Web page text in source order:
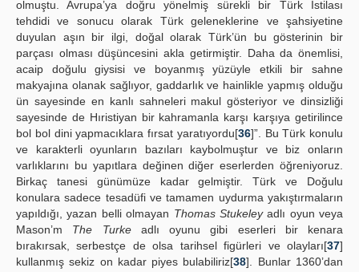
olmuştu. Avrupa’ya doğru yönelmiş sürekli bir Türk İstilası
tehdidi ve sonucu olarak Türk geleneklerine ve şahsiyetine
duyulan aşın bir ilgi, doğal olarak Türk’ün bu gösterinin bir
parçası olması düşüncesini akla getirmiştir. Daha da önemlisi,
acaip doğulu giysisi ve boyanmış yüzüyle etkili bir sahne
makyajına olanak sağlıyor, gaddarlık ve hainlikle yapmış olduğu
ün sayesinde en kanlı sahneleri makul gösteriyor ve dinsizliği
sayesinde de Hıristiyan bir kahramanla karşı karşıya getirilince
bol bol dini yapmacıklara fırsat yaratıyordu[36]”. Bu Türk konulu
ve karakterli oyunların bazıları kaybolmuştur ve biz onların
varlıklarını bu yapıtlara değinen diğer eserlerden öğreniyoruz.
Birkaç tanesi günümüze kadar gelmiştir. Türk ve Doğulu
konulara sadece tesadüfi ve tamamen uydurma yakıştırmaların
yapıldığı, yazan belli olmayan Thomas Stukeleyadlı oyun veya
Mason’m The Turkeadlı oyunu gibi eserleri bir kenara
bırakırsak, serbestçe de olsa tarihsel figürleri ve olayları[37]
kullanmış sekiz on kadar piyes bulabiliriz[38]. Bunlar 1360’dan